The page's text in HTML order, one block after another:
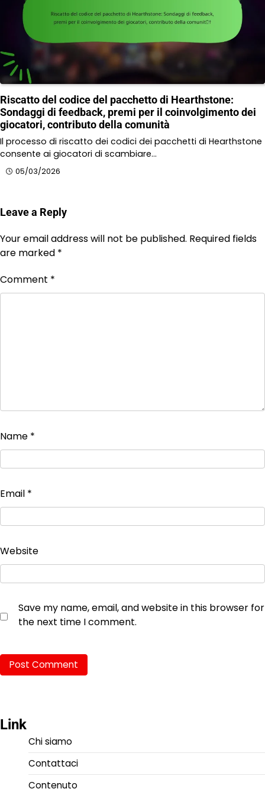
Riscatto del codice del pacchetto di Hearthstone:
Sondaggi di feedback, premi per il coinvolgimento dei
giocatori, contributo della comunità
Il processo di riscatto dei codici dei pacchetti di Hearthstone
consente ai giocatori di scambiare…
05/03/2026
Leave a Reply
Your email address will not be published. Required fields
are marked *
Comment *
Name *
Email *
Website
Save my name, email, and website in this browser for
the next time I comment.
Link
Chi siamo
Contattaci
Contenuto